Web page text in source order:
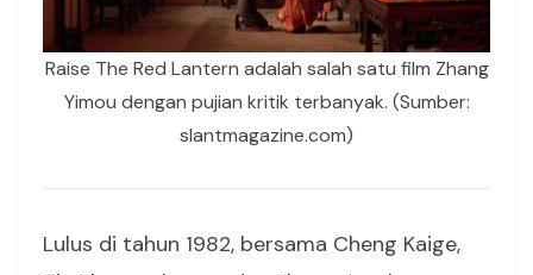
Raise The Red Lantern adalah salah satu film Zhang
Yimou dengan pujian kritik terbanyak. (Sumber:
slantmagazine.com)
Lulus di tahun 1982, bersama Cheng Kaige,